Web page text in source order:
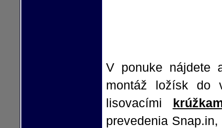
V ponuke
montáž ložísk do
lisovacími
prevedenia